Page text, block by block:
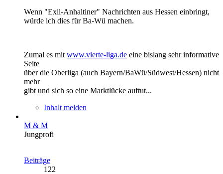
Wenn "Exil-Anhaltiner" Nachrichten aus Hessen einbringt,
würde ich dies für Ba-Wü machen.
Zumal es mit www.vierte-liga.de eine bislang sehr informative
Seite
über die Oberliga (auch Bayern/BaWü/Südwest/Hessen) nicht
mehr
gibt und sich so eine Marktlücke auftut...
Inhalt melden
M & M
Jungprofi
Beiträge
122